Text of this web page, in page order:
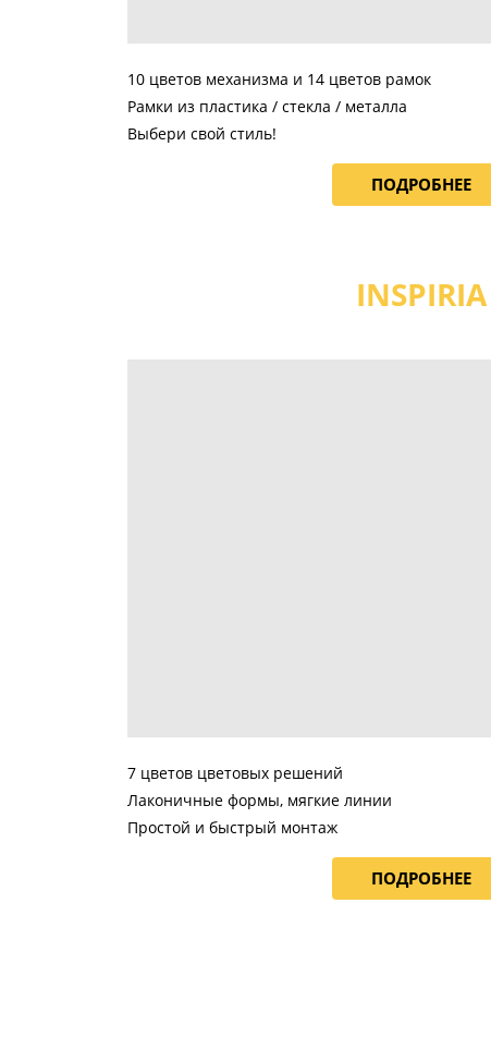
10 цветов механизма и 14 цветов рамок
Рамки из пластика / стекла / металла
Выбери свой стиль!
ПОДРОБНЕЕ
INSPIRIA
7 цветов цветовых решений
Лаконичные формы, мягкие линии
Простой и быстрый монтаж
ПОДРОБНЕЕ